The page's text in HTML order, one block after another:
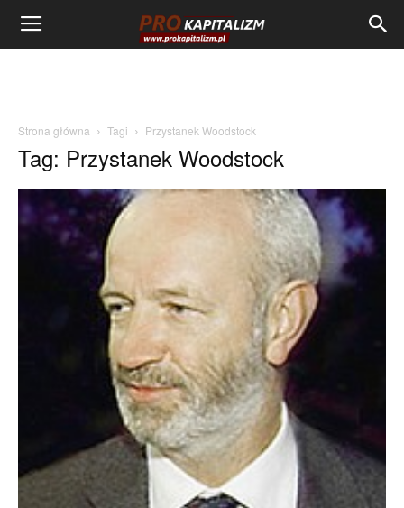
Strona główna Tagi Przystanek Woodstock
Tag: Przystanek Woodstock